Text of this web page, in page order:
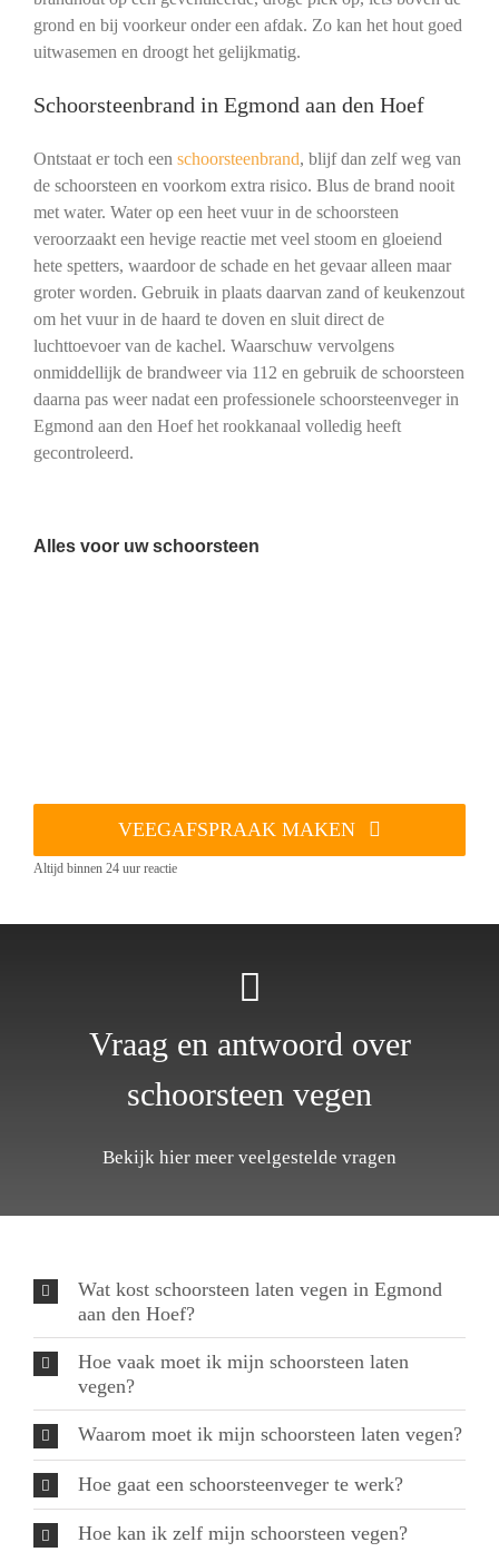
grond en bij voorkeur onder een afdak. Zo kan het hout goed
uitwasemen en droogt het gelijkmatig.
Schoorsteenbrand in Egmond aan den Hoef
Ontstaat er toch een schoorsteenbrand, blijf dan zelf weg van
de schoorsteen en voorkom extra risico. Blus de brand nooit
met water. Water op een heet vuur in de schoorsteen
veroorzaakt een hevige reactie met veel stoom en gloeiend
hete spetters, waardoor de schade en het gevaar alleen maar
groter worden. Gebruik in plaats daarvan zand of keukenzout
om het vuur in de haard te doven en sluit direct de
luchttoevoer van de kachel. Waarschuw vervolgens
onmiddellijk de brandweer via 112 en gebruik de schoorsteen
daarna pas weer nadat een professionele schoorsteenveger in
Egmond aan den Hoef het rookkanaal volledig heeft
gecontroleerd.
Alles voor uw schoorsteen
VEEGAFSPRAAK MAKEN
Altijd binnen 24 uur reactie
Vraag en antwoord over
schoorsteen vegen
Bekijk hier meer veelgestelde vragen
Wat kost schoorsteen laten vegen in Egmond
aan den Hoef?
Hoe vaak moet ik mijn schoorsteen laten
vegen?
Waarom moet ik mijn schoorsteen laten vegen?
Hoe gaat een schoorsteenveger te werk?
Hoe kan ik zelf mijn schoorsteen vegen?